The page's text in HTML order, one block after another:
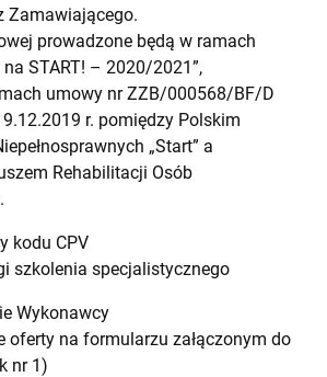
Zamawiającego.
prowadzone będą w ramach
START! – 2020/2021”,
umowy nr ZZB/000568/BF/D
r. pomiędzy Polskim
„Start” a
Rehabilitacji Osób
kodu CPV
szkolenia specjalistycznego
Wykonawcy
oferty na formularzu załączonym do
nr 1)